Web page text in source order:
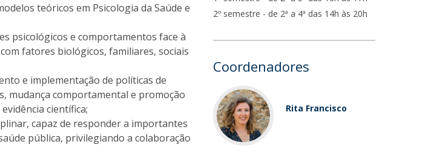
teóricos em Psicologia da Saúde e
psicológicos e comportamentos face à
fatores biológicos, familiares, sociais
e implementação de políticas de
mudança comportamental e promoção
científica;
capaz de responder a importantes
pública, privilegiando a colaboração
2º semestre - de 2ª a 4ª das 14h às 20h
Coordenadores
Rita Francisco